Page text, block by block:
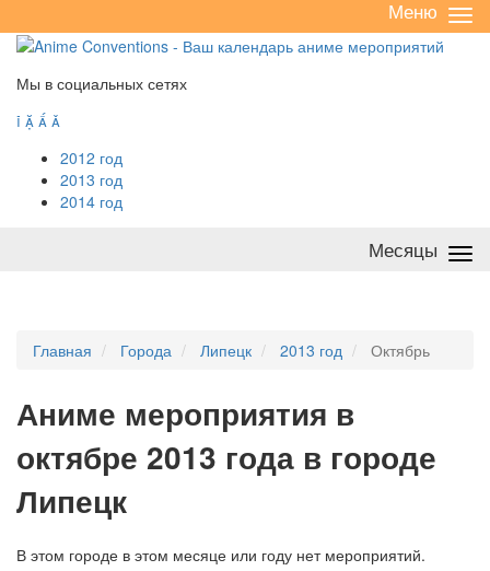
/
Меню
Мы в социальных сетях
   
2012 год
2013 год
2014 год
Месяцы
Главная Города Липецк 2013 год Октябрь
Аниме мероприятия в
октябре 2013 года в городе
Липецк
В этом городе в этом месяце или году нет мероприятий.